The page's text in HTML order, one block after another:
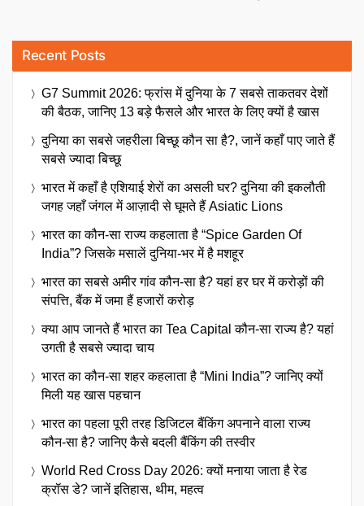
Recent Posts
G7 Summit 2026: फ्रांस में दुनिया के 7 सबसे ताकतवर देशों
की बैठक, जानिए 13 बड़े फैसले और भारत के लिए क्यों है खास
दुनिया का सबसे जहरीला बिच्छू कौन सा है?, जानें कहाँ पाए जाते हैं
सबसे ज्यादा बिच्छू
भारत में कहाँ है एशियाई शेरों का असली घर? दुनिया की इकलौती
जगह जहाँ जंगल में आज़ादी से घूमते हैं Asiatic Lions
भारत का कौन-सा राज्य कहलाता है “Spice Garden Of
India”? जिसके मसालें दुनिया-भर में है मशहूर
भारत का सबसे अमीर गांव कौन-सा है? यहां हर घर में करोड़ों की
संपत्ति, बैंक में जमा हैं हजारों करोड़
क्या आप जानते हैं भारत का Tea Capital कौन-सा राज्य है? यहां
उगती है सबसे ज्यादा चाय
भारत का कौन-सा शहर कहलाता है “Mini India”? जानिए क्यों
मिली यह खास पहचान
भारत का पहला पूरी तरह डिजिटल बैंकिंग अपनाने वाला राज्य
कौन-सा है? जानिए कैसे बदली बैंकिंग की तस्वीर
World Red Cross Day 2026: क्यों मनाया जाता है रेड
क्रॉस डे? जानें इतिहास, थीम, महत्व